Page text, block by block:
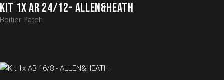
KIT 1X AR 24/12- ALLEN&HEATH
Boitier Patch